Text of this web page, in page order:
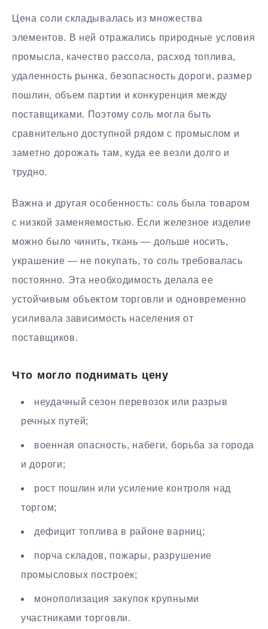
Цена соли складывалась из множества
элементов. В ней отражались природные условия
промысла, качество рассола, расход топлива,
удаленность рынка, безопасность дороги, размер
пошлин, объем партии и конкуренция между
поставщиками. Поэтому соль могла быть
сравнительно доступной рядом с промыслом и
заметно дорожать там, куда ее везли долго и
трудно.
Важна и другая особенность: соль была товаром
с низкой заменяемостью. Если железное изделие
можно было чинить, ткань — дольше носить,
украшение — не покупать, то соль требовалась
постоянно. Эта необходимость делала ее
устойчивым объектом торговли и одновременно
усиливала зависимость населения от
поставщиков.
Что могло поднимать цену
неудачный сезон перевозок или разрыв
речных путей;
военная опасность, набеги, борьба за города
и дороги;
рост пошлин или усиление контроля над
торгом;
дефицит топлива в районе варниц;
порча складов, пожары, разрушение
промысловых построек;
монополизация закупок крупными
участниками торговли.